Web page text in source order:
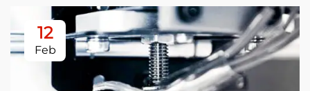
12
Feb